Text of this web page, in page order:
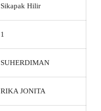
Sikapak Hilir
1
SUHERDIMAN
RIKA JONITA